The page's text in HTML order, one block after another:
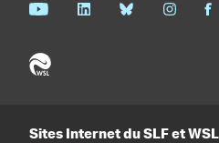
Sites Internet du SLF et WSL